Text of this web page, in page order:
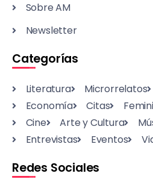
Sobre AM
Newsletter
Categorías
Literatura Microrrelatos
Economía
Citas
Cine
Arte y Cultura
Entrevistas
Eventos
Redes Sociales